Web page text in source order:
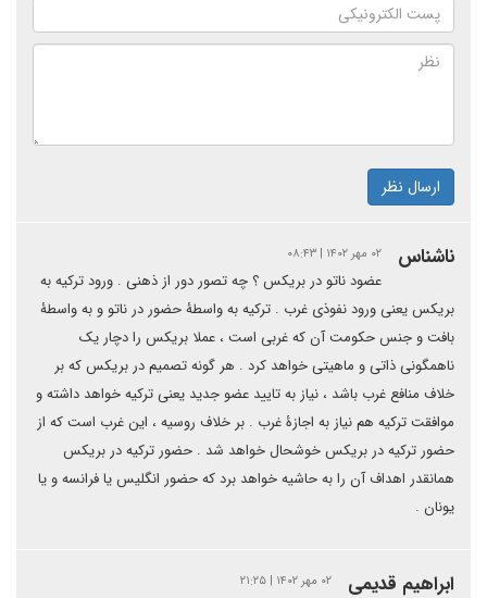
ارسال نظر
ناشناس ۰۲ مهر ۱۴۰۲ | ۰۸:۴۳
عضود ناتو در بریکس ؟ چه تصور دور از ذهنی . ورود ترکیه به
بریکس یعنی ورود نفوذی غرب . ترکیه به واسطۀ حضور در ناتو و به واسطۀ
بافت و جنس حکومت آن که غربی است ، عملا بریکس را دچار یک
ناهمگونی ذاتی و ماهیتی خواهد کرد . هر گونه تصمیم در بریکس که بر
خلاف منافع غرب باشد ، نیاز به تایید عضو جدید یعنی ترکیه خواهد داشته و
موافقت ترکیه هم نیاز به اجازۀ غرب . بر خلاف روسیه ، این غرب است که از
حضور ترکیه در بریکس خوشحال خواهد شد . حضور ترکیه در بریکس
همانقدر اهداف آن را به حاشیه خواهد برد که حضور انگلیس یا فرانسه و یا
یونان .
ابراهیم قدیمی ۰۲ مهر ۱۴۰۲ | ۲۱:۲۵